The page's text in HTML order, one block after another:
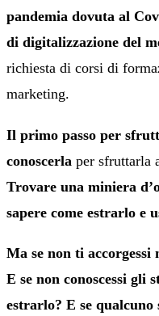
pandemia dovuta al
di digitalizzazione del
richiesta di corsi di
marketing.
Il primo passo per
conoscerla per sfruttarla
Trovare una miniera
sapere come estrarlo e
Ma se non ti
E se non conoscessi gli
estrarlo? E se